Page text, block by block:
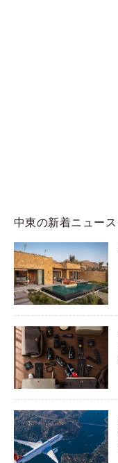
中東の新着ニュース